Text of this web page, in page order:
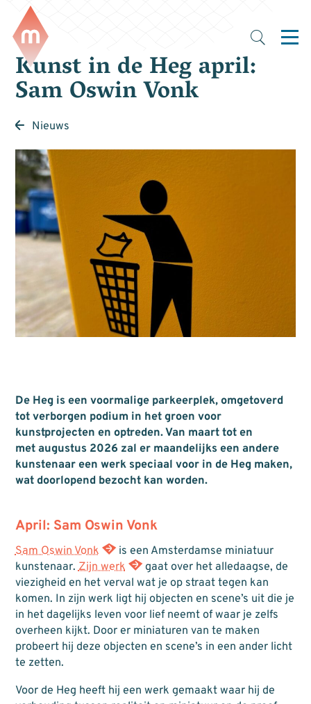
Kunst in de Heg april:
Sam Oswin Vonk
Nieuws
De Heg is een voormalige parkeerplek, omgetoverd
tot verborgen podium in het groen voor
kunstprojecten en optreden. Van maart tot en
met augustus 2026 zal er maandelijks een andere
kunstenaar een werk speciaal voor in de Heg maken,
wat doorlopend bezocht kan worden.
April: Sam Oswin Vonk
Sam Oswin Vonk
is een Amsterdamse miniatuur
kunstenaar.Zijn werk
gaat over het alledaagse, de
viezigheid en het verval wat je op straat tegen kan
komen. In zijn werk ligt hij objecten en scene’s uit die je
in het dagelijks leven voor lief neemt of waar je zelfs
overheen kijkt. Door er miniaturen van te maken
probeert hij deze objecten en scene’s in een ander licht
te zetten.
Voor de Heg heeft hij een werk gemaakt waar hij de